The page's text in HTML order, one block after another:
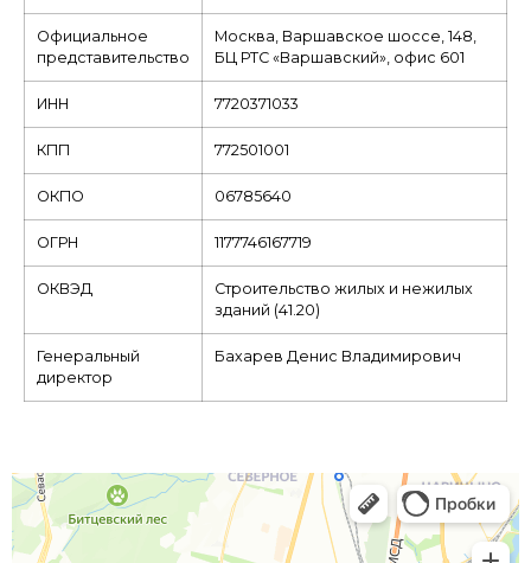
Официальное
представительство
Москва, Варшавское шоссе, 148,
БЦ РТС «Варшавский», офис 601
ИНН 7720371033
КПП 772501001
ОКПО 06785640
ОГРН 1177746167719
ОКВЭД
Строительство жилых и нежилых
зданий (41.20)
Генеральный
директор
Бахарев Денис Владимирович